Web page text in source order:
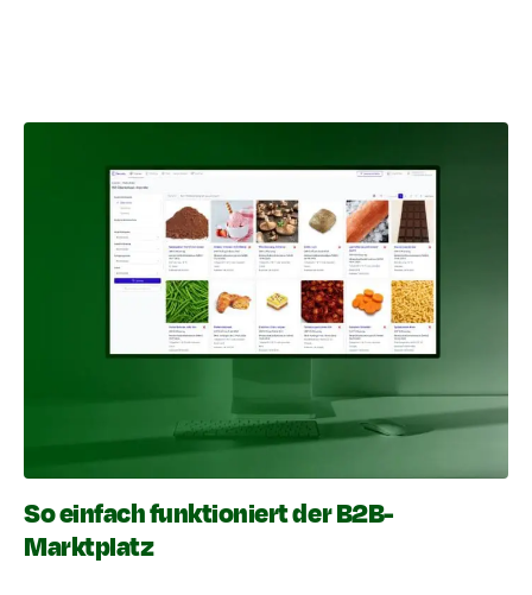
So einfach funktioniert der B2B-
Marktplatz